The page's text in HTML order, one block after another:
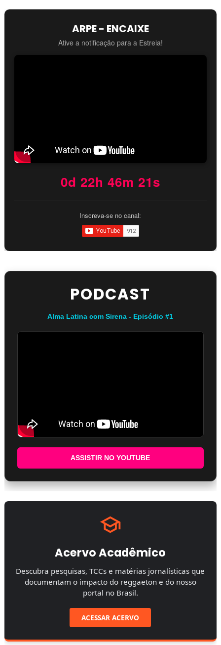
ARPE - ENCAIXE
Ative a notificação para a Estreia!
0d 22h 46m 20s
Inscreva-se no canal:
PODCAST
Alma Latina com Sirena - Episódio #1
ASSISTIR NO YOUTUBE
Acervo Acadêmico
Descubra pesquisas, TCCs e matérias jornalísticas que
documentam o impacto do reggaeton e do nosso
portal no Brasil.
ACESSAR ACERVO